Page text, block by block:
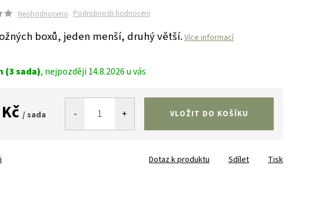
Neohodnoceno Podrobnosti hodnocení
boxů, jeden menší, druhý větší.Více informací
(3 sada) 14.8.2026
/ sada VLOŽIT DO KOŠÍKU
Tisk
Dotaz k produktu Sdílet